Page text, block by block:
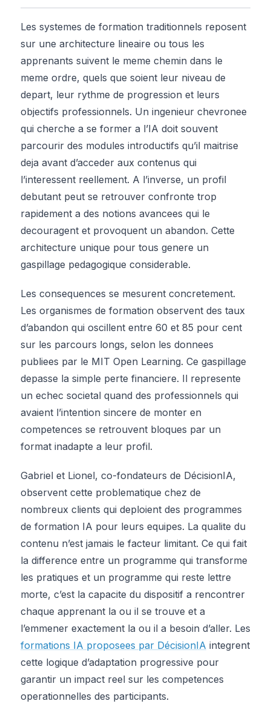
Les systemes de formation traditionnels reposent
sur une architecture lineaire ou tous les
apprenants suivent le meme chemin dans le
meme ordre, quels que soient leur niveau de
depart, leur rythme de progression et leurs
objectifs professionnels. Un ingenieur chevronee
qui cherche a se former a l’IA doit souvent
parcourir des modules introductifs qu’il maitrise
deja avant d’acceder aux contenus qui
l’interessent reellement. A l’inverse, un profil
debutant peut se retrouver confronte trop
rapidement a des notions avancees qui le
decouragent et provoquent un abandon. Cette
architecture unique pour tous genere un
gaspillage pedagogique considerable.
Les consequences se mesurent concretement.
Les organismes de formation observent des taux
d’abandon qui oscillent entre 60 et 85 pour cent
sur les parcours longs, selon les donnees
publiees par le MIT Open Learning. Ce gaspillage
depasse la simple perte financiere. Il represente
un echec societal quand des professionnels qui
avaient l’intention sincere de monter en
competences se retrouvent bloques par un
format inadapte a leur profil.
Gabriel et Lionel, co-fondateurs de DécisionIA,
observent cette problematique chez de
nombreux clients qui deploient des programmes
de formation IA pour leurs equipes. La qualite du
contenu n’est jamais le facteur limitant. Ce qui fait
la difference entre un programme qui transforme
les pratiques et un programme qui reste lettre
morte, c’est la capacite du dispositif a rencontrer
chaque apprenant la ou il se trouve et a
l’emmener exactement la ou il a besoin d’aller. Les
formations IA proposees par DécisionIA integrent
cette logique d’adaptation progressive pour
garantir un impact reel sur les competences
operationnelles des participants.